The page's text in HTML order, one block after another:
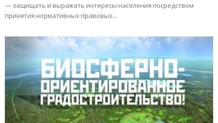
— защищать и выражать интересы населения посредством
принятия нормативных правовых...